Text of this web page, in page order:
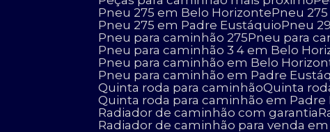
Pneu 275 em Belo Horizonte
Pneu
Pneu 275 em Padre Eustáquio
Pneu
Pneu para caminhão 275
Pneu para
Pneu para caminhão 3 4 em Belo
Pneu para caminhão em Belo
Pneu para caminhão em Padre
Quinta roda para caminhão
Quinta
Quinta roda para caminhão em
Radiador de caminhão com garantia
Radiador de caminhão para venda